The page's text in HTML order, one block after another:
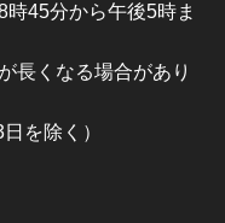
45分から午後5時ま
長くなる場合があり
を除く）